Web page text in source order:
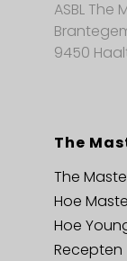
ASBL
9450
The
The
Hoe
Hoe
Recepten